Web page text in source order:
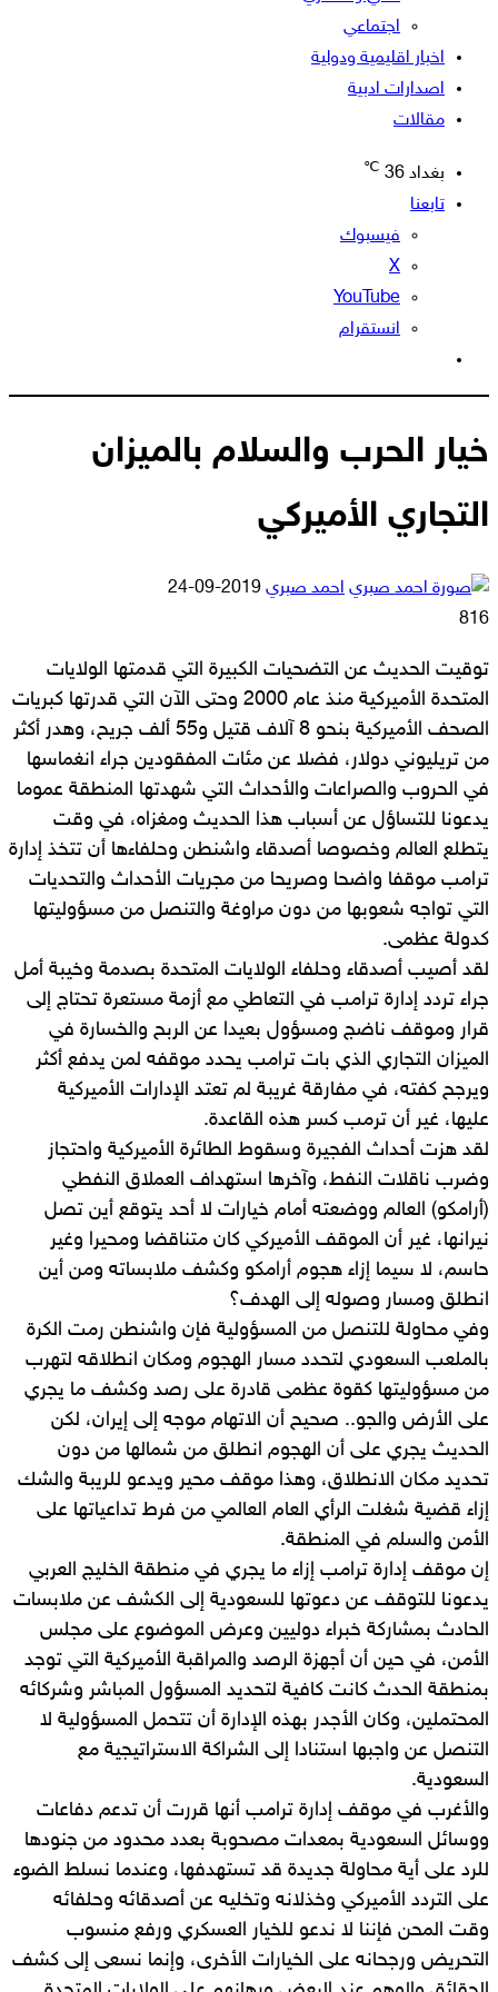
اجتماعي
اخبار اقليمية ودولية
اصدارات ادبية
مقالات
بغداد 36
℃
تابعنا
فيسبوك
‫X
‫YouTube
انستقرام
المظلم
خيار الحرب والسلام بالميزان
التجاري الأميركي
احمد صبري أرسل
2019-09-24
816
توقيت الحديث عن التضحيات الكبيرة التي قدمتها الولايات
المتحدة الأميركية منذ عام 2000 وحتى الآن التي قدرتها كبريات
الصحف الأميركية بنحو 8 آلاف قتيل و55 ألف جريح، وهدر أكثر
من تريليوني دولار، فضلا عن مئات المفقودين جراء انغماسها
في الحروب والصراعات والأحداث التي شهدتها المنطقة عموما
يدعونا للتساؤل عن أسباب هذا الحديث ومغزاه، في وقت
يتطلع العالم وخصوصا أصدقاء واشنطن وحلفاءها أن تتخذ إدارة
ترامب موقفا واضحا وصريحا من مجريات الأحداث والتحديات
التي تواجه شعوبها من دون مراوغة والتنصل من مسؤوليتها
كدولة عظمى.
لقد أصيب أصدقاء وحلفاء الولايات المتحدة بصدمة وخيبة أمل
جراء تردد إدارة ترامب في التعاطي مع أزمة مستعرة تحتاج إلى
قرار وموقف ناضج ومسؤول بعيدا عن الربح والخسارة في
الميزان التجاري الذي بات ترامب يحدد موقفه لمن يدفع أكثر
ويرجح كفته، في مفارقة غريبة لم تعتد الإدارات الأميركية
عليها، غير أن ترمب كسر هذه القاعدة.
لقد هزت أحداث الفجيرة وسقوط الطائرة الأميركية واحتجاز
وضرب ناقلات النفط، وآخرها استهداف العملاق النفطي
(أرامكو) العالم ووضعته أمام خيارات لا أحد يتوقع أين تصل
نيرانها، غير أن الموقف الأميركي كان متناقضا ومحيرا وغير
حاسم، لا سيما إزاء هجوم أرامكو وكشف ملابساته ومن أين
انطلق ومسار وصوله إلى الهدف؟
وفي محاولة للتنصل من المسؤولية فإن واشنطن رمت الكرة
بالملعب السعودي لتحدد مسار الهجوم ومكان انطلاقه لتهرب
من مسؤوليتها كقوة عظمى قادرة على رصد وكشف ما يجري
على الأرض والجو.. صحيح أن الاتهام موجه إلى إيران، لكن
الحديث يجري على أن الهجوم انطلق من شمالها من دون
تحديد مكان الانطلاق، وهذا موقف محير ويدعو للريبة والشك
إزاء قضية شغلت الرأي العام العالمي من فرط تداعياتها على
الأمن والسلم في المنطقة.
إن موقف إدارة ترامب إزاء ما يجري في منطقة الخليج العربي
يدعونا للتوقف عن دعوتها للسعودية إلى الكشف عن ملابسات
الحادث بمشاركة خبراء دوليين وعرض الموضوع على مجلس
الأمن، في حين أن أجهزة الرصد والمراقبة الأميركية التي توجد
بمنطقة الحدث كانت كافية لتحديد المسؤول المباشر وشركائه
المحتملين، وكان الأجدر بهذه الإدارة أن تتحمل المسؤولية لا
التنصل عن واجبها استنادا إلى الشراكة الاستراتيجية مع
السعودية.
والأغرب في موقف إدارة ترامب أنها قررت أن تدعم دفاعات
ووسائل السعودية بمعدات مصحوبة بعدد محدود من جنودها
للرد على أية محاولة جديدة قد تستهدفها، وعندما نسلط الضوء
على التردد الأميركي وخذلانه وتخليه عن أصدقائه وحلفائه
وقت المحن فإننا لا ندعو للخيار العسكري ورفع منسوب
التحريض ورجحانه على الخيارات الأخرى، وإنما نسعى إلى كشف